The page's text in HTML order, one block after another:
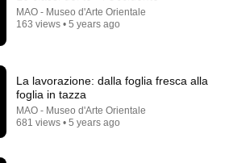
MAO - Museo d'Arte Orientale
163 views • 5 years ago
La lavorazione: dalla foglia fresca alla
foglia in tazza
MAO - Museo d'Arte Orientale
681 views • 5 years ago